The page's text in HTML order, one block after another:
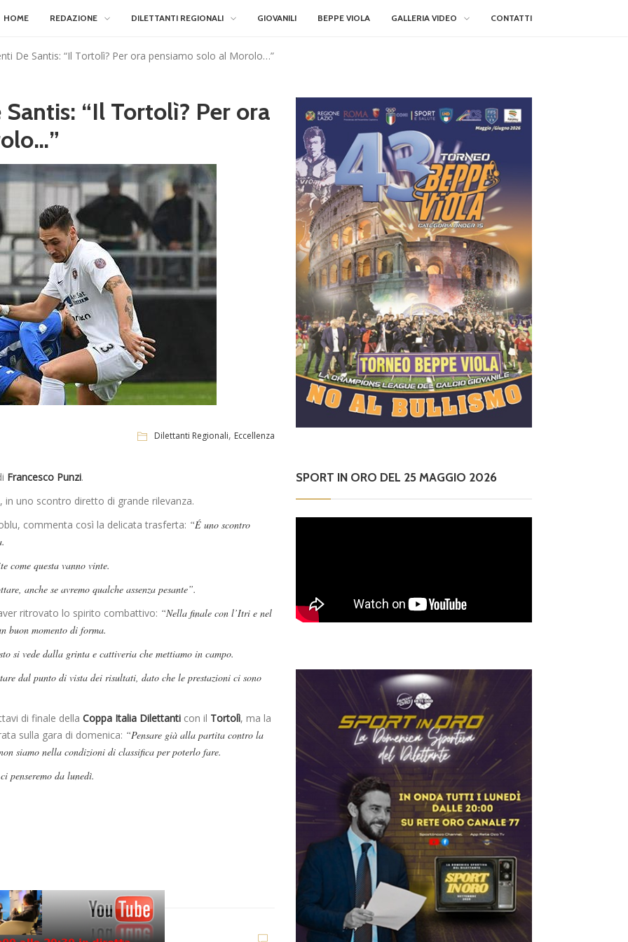
HOME REDAZIONE DILETTANTI REGIONALI GIOVANILI BEPPE VIOLA GALLERIA VIDEO CONTATTI
De Santis: “Il Tortolì? Per ora pensiamo solo al Morolo…”
“Il Tortolì? Per ora
Dilettanti Regionali, Eccellenza
Francesco Punzi.
, in uno scontro diretto di grande rilevanza.
commenta così la delicata trasferta: “É uno scontro
come questa vanno vinte.
anche se avremo qualche assenza pesante”.
ritrovato lo spirito combattivo: “Nella finale con l’Itri e nel
buon momento di forma.
si vede dalla grinta e cattiveria che mettiamo in campo.
dal punto di vista dei risultati, dato che le prestazioni ci sono
di finale della Coppa Italia Dilettanti con il Tortolì, ma la
sulla gara di domenica: “Pensare già alla partita contro la
siamo nella condizioni di classifica per poterlo fare.
penseremo da lunedì.
SPORT IN ORO DEL 25 MAGGIO 2026